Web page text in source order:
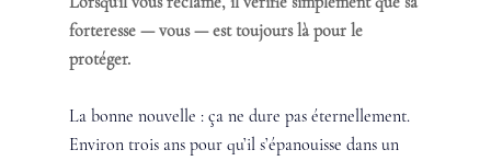
forteresse — vous — est toujours là pour le
protéger.
La bonne nouvelle : ça ne dure pas éternellement.
Environ trois ans pour qu’il s’épanouisse dans un